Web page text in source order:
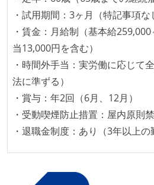
労働環境の自由度
業務時間中に中抜けできる制
2年以内に未就学児を子育て
ジニアがいる
子育て中のエンジニアが、働
ツが公開されている
メンバーの多様性
外国籍の開発メンバーがいる
・試用期間：3ヶ月（特記事項な
・賃金：月給制（基本給
当13,000円を含む）
・時間外手当：実労働に応じて
法に準ずる）
・賞与：年2回（6月、12月）
・受動喫煙防止措置：屋内原則
・退職金制度：あり（3年以上の